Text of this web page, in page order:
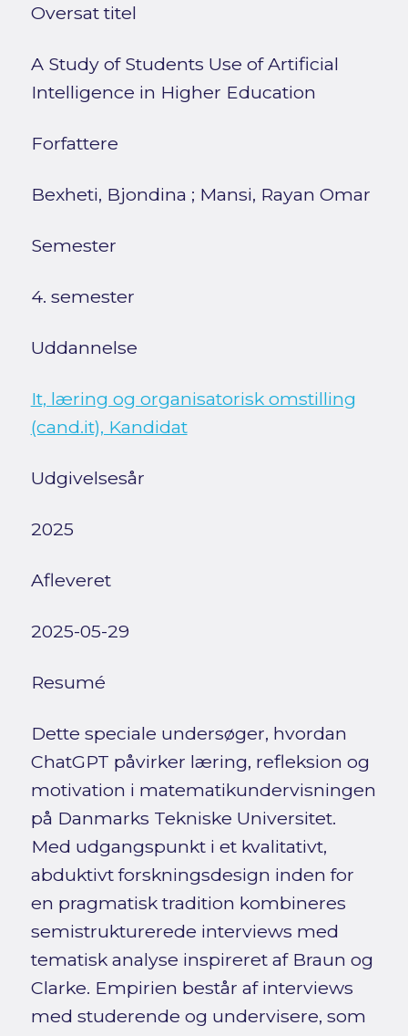
Oversat titel
A Study of Students Use of Artificial
Intelligence in Higher Education
Forfattere
Bexheti, Bjondina ; Mansi, Rayan Omar
Semester
4. semester
Uddannelse
It, læring og organisatorisk omstilling
(cand.it), Kandidat
Udgivelsesår
2025
Afleveret
2025-05-29
Resumé
Dette speciale undersøger, hvordan
ChatGPT påvirker læring, refleksion og
motivation i matematikundervisningen
på Danmarks Tekniske Universitet.
Med udgangspunkt i et kvalitativt,
abduktivt forskningsdesign inden for
en pragmatisk tradition kombineres
semistrukturerede interviews med
tematisk analyse inspireret af Braun og
Clarke. Empirien består af interviews
med studerende og undervisere, som